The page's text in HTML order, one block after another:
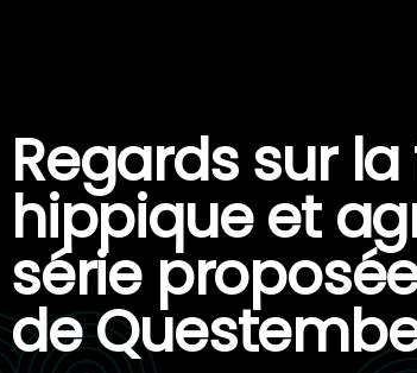
Regards sur
hippique et
série
de